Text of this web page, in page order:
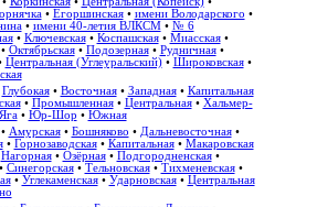
• Егоршинская• имени Володарского •
• имени 40-летия ВЛКСМ• № 6
• Ключевская• Коспашская• Миасская•
Октябрьская• Подозерная• Рудничная•
Центральная (Углеуральский)• Широковская•
Глубокая• Восточная• Западная• Капитальная
• Промышленная• Центральная• Хальмер-
• Юр-Шор • Южная
• Амурская• Бошняково • Дальневосточная•
• Горнозаводская• Капитальная• Макаровская
Нагорная• Озёрная• Подгородненская•
Синегорская• Тельновская• Тихменевская•
• Углекаменская• Ударновская• Центральная